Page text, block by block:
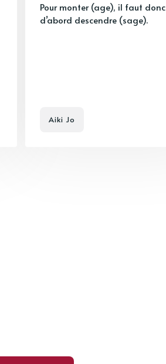
Pour monter (age), il faut donc
d’abord descendre (sage).
Aiki Jo